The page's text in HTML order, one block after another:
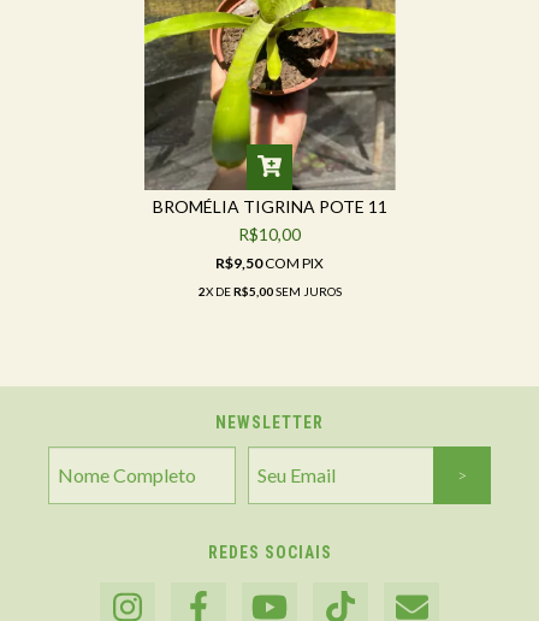
BROMÉLIA TIGRINA POTE 11
R$10,00
R$9,50COM PIX
2X DER$5,00SEM JUROS
NEWSLETTER
REDES SOCIAIS